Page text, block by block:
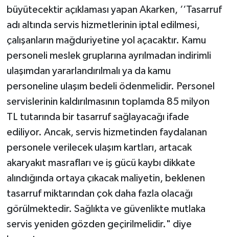
büyütecektir açıklaması yapan Akarken, ‘‘Tasarruf
adı altında servis hizmetlerinin iptal edilmesi,
çalışanların mağduriyetine yol açacaktır. Kamu
personeli meslek gruplarına ayrılmadan indirimli
ulaşımdan yararlandırılmalı ya da kamu
personeline ulaşım bedeli ödenmelidir. Personel
servislerinin kaldırılmasının toplamda 85 milyon
TL tutarında bir tasarruf sağlayacağı ifade
ediliyor. Ancak, servis hizmetinden faydalanan
personele verilecek ulaşım kartları, artacak
akaryakıt masrafları ve iş gücü kaybı dikkate
alındığında ortaya çıkacak maliyetin, beklenen
tasarruf miktarından çok daha fazla olacağı
görülmektedir. Sağlıkta ve güvenlikte mutlaka
servis yeniden gözden geçirilmelidir." diye